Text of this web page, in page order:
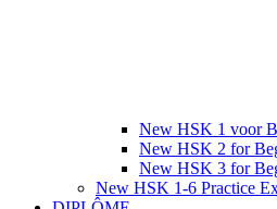
New HSK 1 voor
New HSK 2 for
New HSK 3 for
New HSK 1-6 Practice